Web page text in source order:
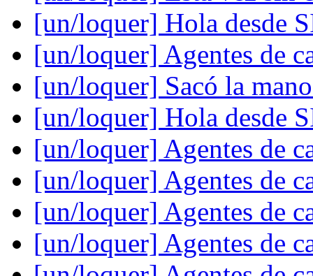
[un/loquer] Hola desde
[un/loquer] Agentes de
[un/loquer] Sacó la
[un/loquer] Hola desde
[un/loquer] Agentes de
[un/loquer] Agentes de
[un/loquer] Agentes de
[un/loquer] Agentes de